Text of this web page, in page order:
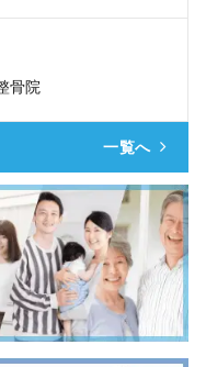
骨院
一覧へ